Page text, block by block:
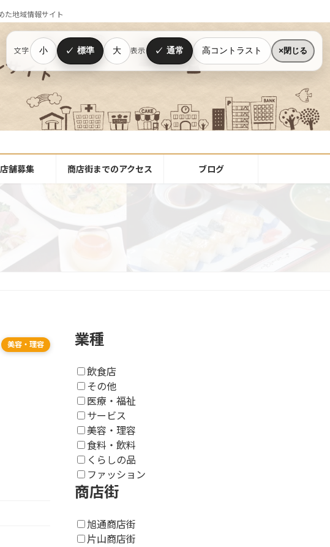
た地域情報サイト
舗募集 商店街までのアクセス ブログ
文字 小 標準 大 表示 通常 高コントラスト 閉じる
美容・理容 業種
飲食店
その他
医療・福祉
サービス
美容・理容
食料・飲料
くらしの品
ファッション
商店街
旭通商店街
片山商店街